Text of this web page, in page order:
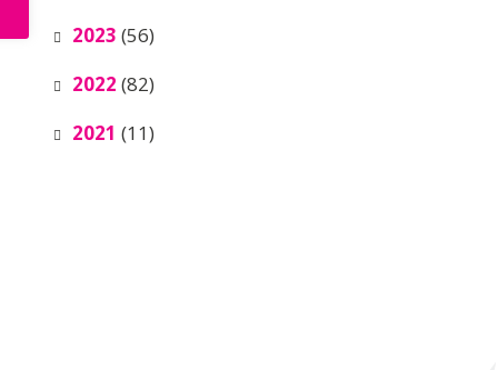
2023 (56)
2022 (82)
2021 (11)